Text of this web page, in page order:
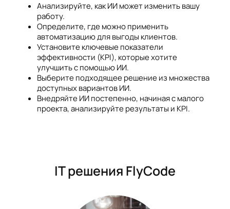
Анализируйте, как ИИ может изменить вашу
работу.
Определите, где можно применить
автоматизацию для выгоды клиентов.
Установите ключевые показатели
эффективности (KPI), которые хотите
улучшить с помощью ИИ.
Выберите подходящее решение из множества
доступных вариантов ИИ.
Внедряйте ИИ постепенно, начиная с малого
проекта, анализируйте результаты и KPI.
IT решения FlyCode